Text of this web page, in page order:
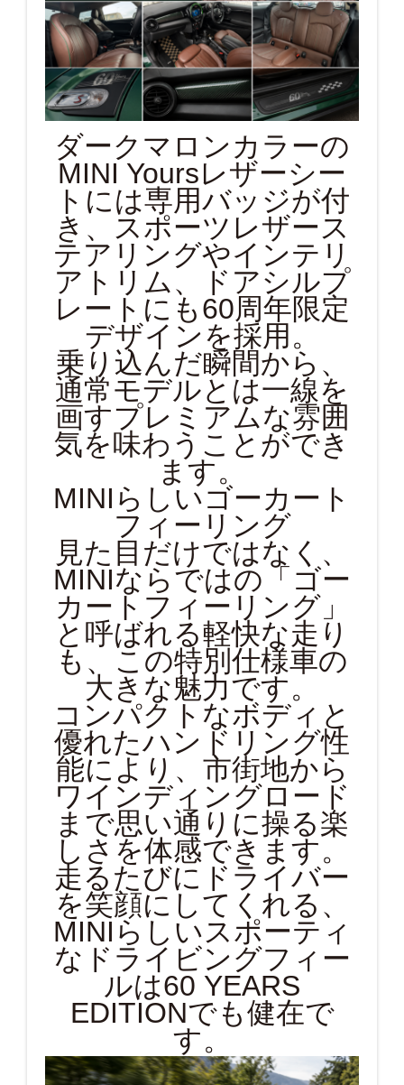
ダークマロンカラーの
MINI Yoursレザーシー
トには専用バッジが付
き、スポーツレザース
テアリングやインテリ
アトリム、ドアシルプ
レートにも60周年限定
デザインを採用。
乗り込んだ瞬間から、
通常モデルとは一線を
画すプレミアムな雰囲
気を味わうことができ
ます。
MINIらしいゴーカート
フィーリング
見た目だけではなく、
MINIならではの「ゴー
カートフィーリング」
と呼ばれる軽快な走り
も、この特別仕様車の
大きな魅力です。
コンパクトなボディと
優れたハンドリング性
能により、市街地から
ワインディングロード
まで思い通りに操る楽
しさを体感できます。
走るたびにドライバー
を笑顔にしてくれる、
MINIらしいスポーティ
なドライビングフィー
ルは60 YEARS
EDITIONでも健在で
す。